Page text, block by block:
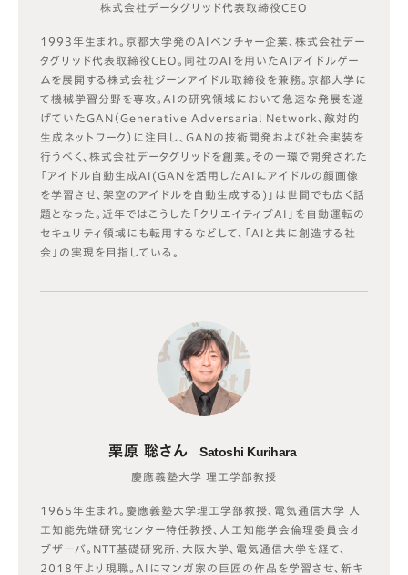
株式会社データグリッド代表取締役CEO
1993年生まれ。京都大学発のAIベンチャー企業、株式会社デー
タグリッド代表取締役CEO。同社のAIを用いたAIアイドルゲー
ムを展開する株式会社ジーンアイドル取締役を兼務。京都大学に
て機械学習分野を専攻。AIの研究領域において急速な発展を遂
げていたGAN（Generative Adversarial Network、敵対的
生成ネットワーク）に注目し、GANの技術開発および社会実装を
行うべく、株式会社データグリッドを創業。その一環で開発された
「アイドル自動生成AI(GANを活用したAIにアイドルの顔画像
を学習させ、架空のアイドルを自動生成する)」は世間でも広く話
題となった。近年ではこうした「クリエイティブAI」を自動運転の
セキュリティ領域にも転用するなどして、「AIと共に創造する社
会」の実現を目指している。
栗原 聡さん Satoshi Kurihara
慶應義塾大学 理工学部教授
1965年生まれ。慶應義塾大学理工学部教授、電気通信大学 人
工知能先端研究センター特任教授、人工知能学会倫理委員会オ
ブザーバ。NTT基礎研究所、大阪大学、電気通信大学を経て、
2018年より現職。AIにマンガ家の巨匠の作品を学習させ、新キ